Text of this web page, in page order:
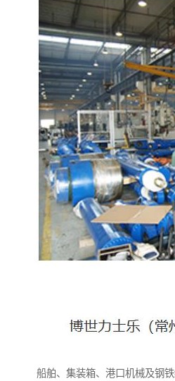
船舶、集装箱、港口机械及钢铁